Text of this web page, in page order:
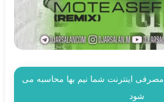
اینترنت شما نیم بها محاسبه می
شود